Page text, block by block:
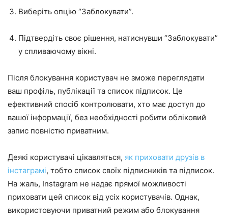
Виберіть опцію “Заблокувати”.
Підтвердіть своє рішення, натиснувши “Заблокувати”
у спливаючому вікні.
Після блокування користувач не зможе переглядати
ваш профіль, публікації та список підписок. Це
ефективний спосіб контролювати, хто має доступ до
вашої інформації, без необхідності робити обліковий
запис повністю приватним.
Деякі користувачі цікавляться, як приховати друзів в
інстаграмі, тобто список своїх підписників та підписок.
На жаль, Instagram не надає прямої можливості
приховати цей список від усіх користувачів. Однак,
використовуючи приватний режим або блокування